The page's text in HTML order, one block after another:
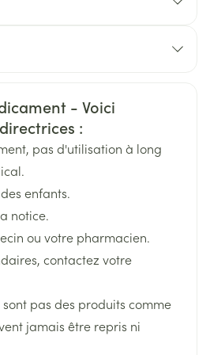
cardio-vasculaires tels
une hypertension,
des douleurs cardiaques
;
200 microgrammes
par jour
aigu: 100 à 200
prévisible (à
100 microgrammes
(jusqu'à 200
jusqu'à 200
par jour
entre 2 inhalations
Néerlandais
la sécurité
- Voici
:
pas d'utilisation à long
enfants.
notice.
ou votre pharmacien.
contactez votre
pas des produits comme
jamais être repris ni